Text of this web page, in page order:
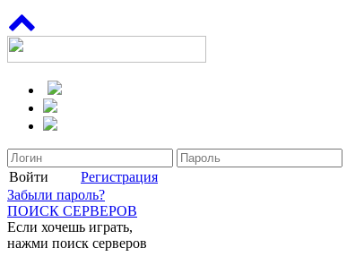
Войти
Регистрация
Забыли пароль?
ПОИСК СЕРВЕРОВ
Если хочешь играть,
нажми поиск серверов